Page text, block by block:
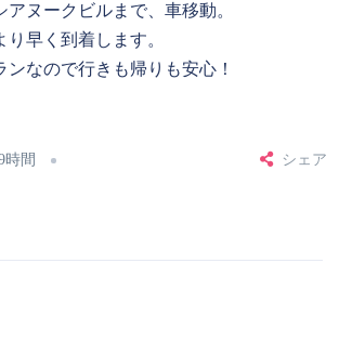
ヌークビルまで、車移動。
早く到着します。
ンなので行きも帰りも安心！
時間 シェア